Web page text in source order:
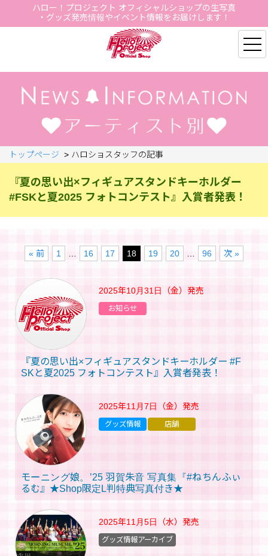
ハロー！プロジェクト オフィシャルショップの生写真
・グッズ発売情報やイベント情報をお届けします！
Hello Project Official
トップページ > ハロショスタッフの記事
『夏の思い出×フィギュアスタンドキーホルダー
#FSKと夏2025 フォトコンテスト』入賞者発表！
« 前 1 … 16 17 18 19 20 … 96 次 »
2025年10月31日（金） 発売
『夏の思い出×フィギュアスタンドキーホルダー #F
SKと夏2025 フォトコンテスト』入賞者発表！
お知らせ
2025年11月7日（金） 発売
モーニング娘。’25 羽賀朱音 写真集『#ねちんふぃ
るむ』★Shop限定L判特典写真付き★
グッズ情報 店舗
2025年11月5日（水） 発売
グッズ情報アーカイブ